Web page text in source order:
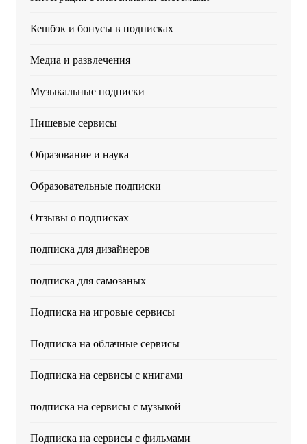
Кешбэк и бонусы в подписках
Медиа и развлечения
Музыкальные подписки
Нишевые сервисы
Образование и наука
Образовательные подписки
Отзывы о подписках
подписка для дизайнеров
подписка для самозаных
Подписка на игровые сервисы
Подписка на облачные сервисы
Подписка на сервисы с книгами
подписка на сервисы с музыкой
Подписка на сервисы с фильмами